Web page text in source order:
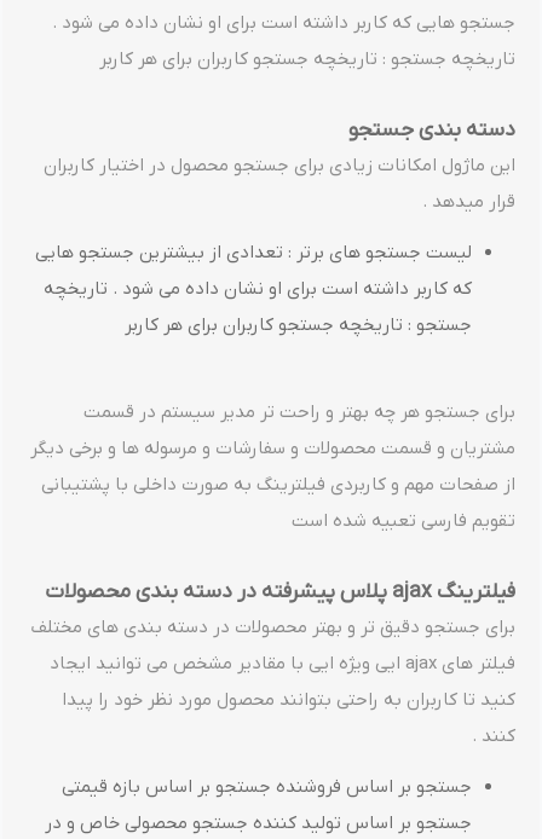
جستجو هایی که کاربر داشته است برای او نشان داده می شود .
تاریخچه جستجو : تاریخچه جستجو کاربران برای هر کاربر
دسته بندی جستجو
این ماژول امکانات زیادی برای جستجو محصول در اختیار کاربران
قرار میدهد .
لیست جستجو های برتر : تعدادی از بیشترین جستجو هایی
که کاربر داشته است برای او نشان داده می شود . تاریخچه
جستجو : تاریخچه جستجو کاربران برای هر کاربر
برای جستجو هر چه بهتر و راحت تر مدیر سیستم در قسمت
مشتریان و قسمت محصولات و سفارشات و مرسوله ها و برخی دیگر
از صفحات مهم و کاربردی فیلترینگ به صورت داخلی با پشتیبانی
تقویم فارسی تعبیه شده است
فیلترینگ ajax پلاس پیشرفته در دسته بندی محصولات
برای جستجو دقیق تر و بهتر محصولات در دسته بندی های مختلف
فیلتر های ajax ایی ویژه ایی با مقادیر مشخص می توانید ایجاد
کنید تا کاربران به راحتی بتوانند محصول مورد نظر خود را پیدا
کنند .
جستجو بر اساس فروشنده جستجو بر اساس بازه قیمتی
جستجو بر اساس تولید کننده جستجو محصولی خاص و در